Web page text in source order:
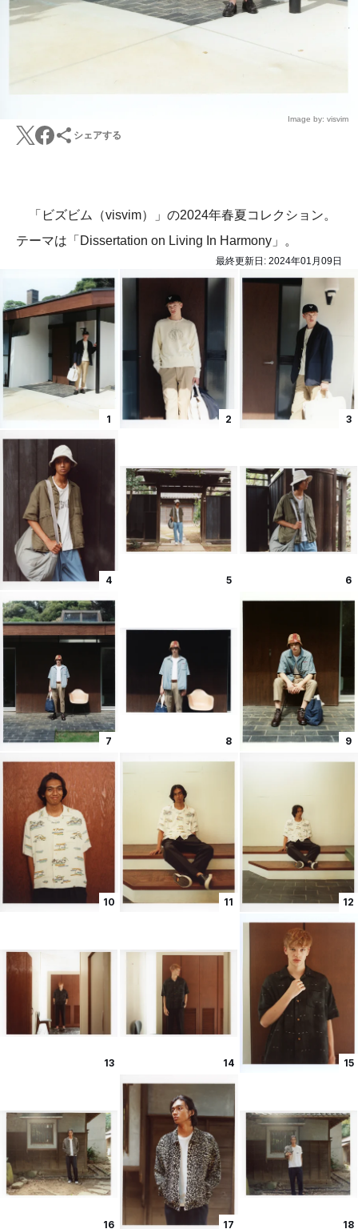
Image by: visvim
シェアする
「ビズビム（visvim）」の2024年春夏コレクション。
テーマは「Dissertation on Living In Harmony」。
最終更新日: 2024年01月09日
1 2 3
4 5 6
7 8 9
10 11 12
13 14 15
16 17 18